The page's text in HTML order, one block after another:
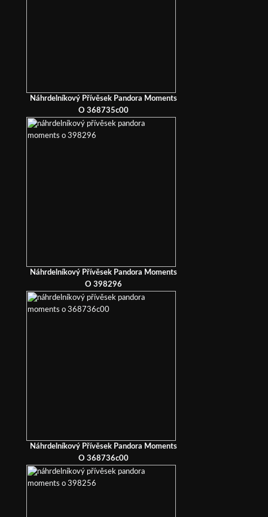
Náhrdelníkový Přívěsek Pandora Moments
O 368735c00
Náhrdelníkový Přívěsek Pandora Moments
O 398296
Náhrdelníkový Přívěsek Pandora Moments
O 368736c00